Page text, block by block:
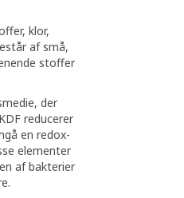
klor,
af små,
stoffer
der
reducerer
en redox-
elementer
af bakterier